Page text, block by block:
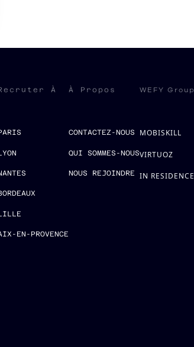
À
EN-PROVENCE
À Propos
CONTACTEZ-NOUS
QUI SOMMES-NOUS
NOUS REJOINDRE
WEFY Group
MOBISKILL
VIRTUOZ
IN RESIDENCE